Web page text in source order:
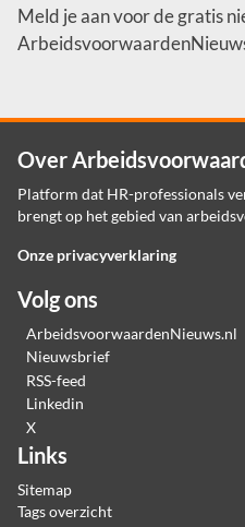
Meld je aan voor de gratis
Over
Platform dat HR-professionals
brengt op het gebied van
Onze privacyverklaring
Volg ons
ArbeidsvoorwaardenNieuws.nl
Nieuwsbrief
RSS-feed
Linkedin
X
Links
Sitemap
Tags overzicht